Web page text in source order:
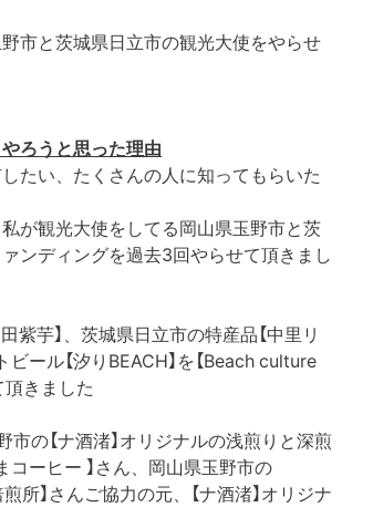
市と茨城県日立市の観光大使をやらせ
ろうと思った理由
たい、たくさんの人に知ってもらいた
が観光大使をしてる岡山県玉野市と茨
ンディングを過去3回やらせて頂きまし
紫芋】、茨城県日立市の特産品【中里リ
ール【汐りBEACH】を【Beach culture
きました
の【ナ酒渚】オリジナルの浅煎りと深煎
コーヒー 】さん、岡山県玉野市の
所】さんご協力の元、【ナ酒渚】オリジナ